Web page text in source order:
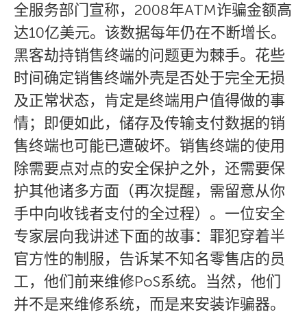
全服务部门宣称，2008年ATM诈骗金额高
达10亿美元。该数据每年仍在不断增长。
黑客劫持销售终端的问题更为棘手。花些
时间确定销售终端外壳是否处于完全无损
及正常状态，肯定是终端用户值得做的事
情；即便如此，储存及传输支付数据的销
售终端也可能已遭破坏。销售终端的使用
除需要点对点的安全保护之外，还需要保
护其他诸多方面（再次提醒，需留意从你
手中向收钱者支付的全过程）。一位安全
专家层向我讲述下面的故事：罪犯穿着半
官方性的制服，告诉某不知名零售店的员
工，他们前来维修PoS系统。当然，他们
并不是来维修系统，而是来安装诈骗器。